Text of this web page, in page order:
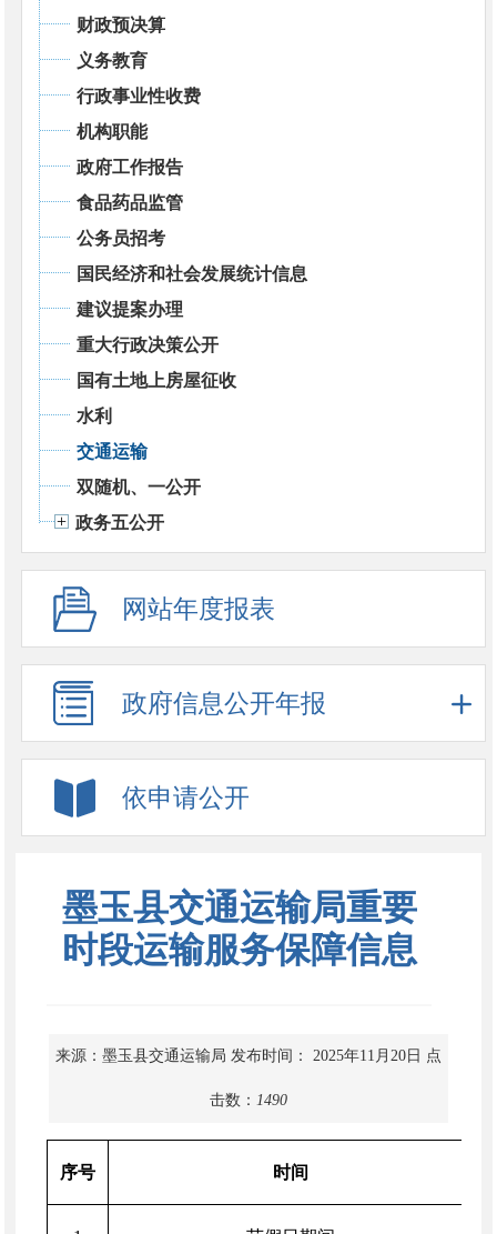
财政预决算
义务教育
行政事业性收费
机构职能
政府工作报告
食品药品监管
公务员招考
国民经济和社会发展统计信息
建议提案办理
重大行政决策公开
国有土地上房屋征收
水利
交通运输
双随机、一公开
政务五公开
网站年度报表
政府信息公开年报
依申请公开
墨玉县交通运输局重要
时段运输服务保障信息
来源：墨玉县交通运输局 发布时间： 2025年11月20日 点
击数： 1490
序号 时间